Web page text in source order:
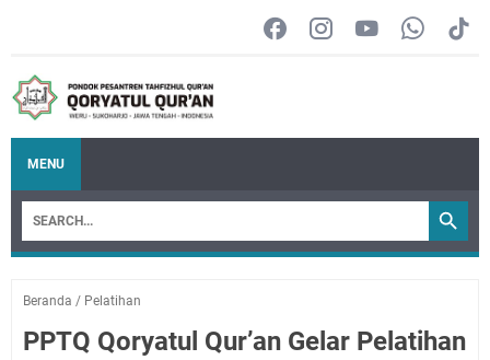
MENU
Beranda / Pelatihan
PPTQ Qoryatul Qur’an Gelar Pelatihan